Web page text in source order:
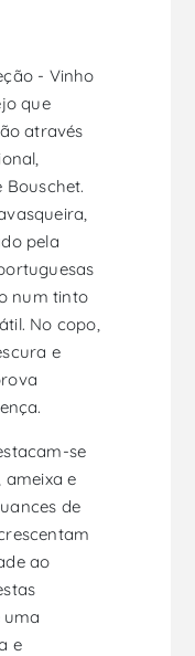
- Vinho
que
através
Bouschet.
pela
num tinto
No copo,
e
se
ameixa e
de
ao
uma
e